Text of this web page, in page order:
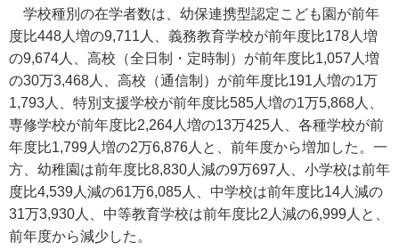
学校種別の在学者数は、幼保連携型認定こども園が前年
度比448人増の9,711人、義務教育学校が前年度比178人増
の9,674人、高校（全日制・定時制）が前年度比1,057人増
の30万3,468人、高校（通信制）が前年度比191人増の1万
1,793人、特別支援学校が前年度比585人増の1万5,868人、
専修学校が前年度比2,264人増の13万425人、各種学校が前
年度比1,799人増の2万6,876人と、前年度から増加した。一
方、幼稚園は前年度比8,830人減の9万697人、小学校は前年
度比4,539人減の61万6,085人、中学校は前年度比14人減の
31万3,930人、中等教育学校は前年度比2人減の6,999人と、
前年度から減少した。